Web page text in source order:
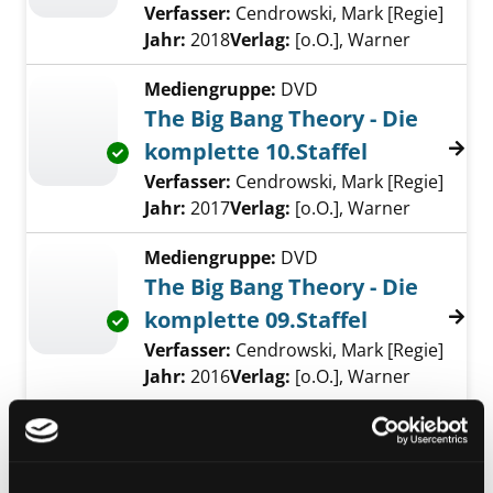
Verfasser: Cendrowski, Mark [Regie]
Jahr: 2018Verlag: [o.O.], Warner
Exemplar-Details von The Big Bang Theory -
Mediengruppe: DVD
The Big Bang Theory - Die
komplette 10.Staffel
Verfasser: Cendrowski, Mark [Regie]
Jahr: 2017Verlag: [o.O.], Warner
Exemplar-Details von The Big Bang Theory -
Mediengruppe: DVD
The Big Bang Theory - Die
komplette 09.Staffel
Verfasser: Cendrowski, Mark [Regie]
Jahr: 2016Verlag: [o.O.], Warner
The Big Bang Theory - Die